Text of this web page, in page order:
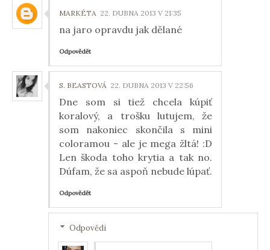
MARKÉTA 22. DUBNA 2013 V 21:35
na jaro opravdu jak dělané
Odpovědět
S. BEASTOVÁ 22. DUBNA 2013 V 22:56
Dne som si tiež chcela kúpiť
koralový, a trošku lutujem, že
som nakoniec skončila s mini
coloramou - ale je mega žltá! :D
Len škoda toho krytia a tak no.
Dúfam, že sa aspoň nebude lúpať.
Odpovědět
Odpovědi